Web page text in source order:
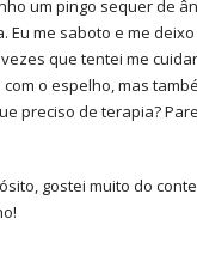
um pingo sequer de
Eu me saboto e me
que tentei me
o espelho, mas
preciso de terapia?
gostei muito do